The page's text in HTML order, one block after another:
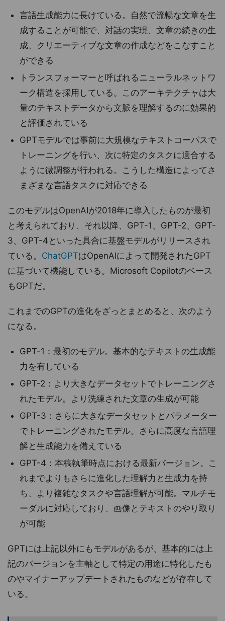
言語生成能力に長けている。自然で流暢な文章を生
成することが可能で、対話の実現、文章の続きの生
成、クリエーティブな文章の作成などをこなすこと
ができる
トランスフォーマーと呼ばれるニューラルネットワ
ーク構造を採用している。このアーキテクチャは大
量のテキストデータから文脈を理解するのに効果的
と評価されている
GPTモデルでは事前に大規模なテキストコーパスで
トレーニングを行い、次に特定のタスクに適合する
ように微調整が行われる。こうした構造によってさ
まざまな言語タスクに対応できる
このモデルはOpenAIが2018年に導入したものが最初
と考えられており、それ以降、GPT-1、GPT-2、GPT-
3、GPT-4といった具合に基盤モデルがリリースされ
ている。 ChatGPTはOpenAIによって開発されたGPT
に基づいて機能している。Microsoft Copilotのベース
もGPTだ。
これまでのGPTの進化をざっとまとめると、次のよう
になる。
GPT-1：最初のモデル。基本的なテキストの生成能
力を有している
GPT-2：より大きなデータセットでトレーニングさ
れたモデル。より洗練された文章の生成が可能
GPT-3：さらに大きなデータセットとパラメーター
でトレーニングされたモデル。さらに高度な言語理
解と生成能力を備えている
GPT-4：本稿執筆時点における最新バージョン。こ
れまでよりもさらに進化した理解力と生成力を持
ち、より複雑なタスクや言語理解が可能。マルチモ
ーダルに対応しており、画像とテキストのやり取り
が可能
GPTには上記以外にもモデルがあるが、基本的には上
記のバージョンを主軸として特定の用途に特化したも
のやマイナーアップデートされたものなどが存在して
いる。